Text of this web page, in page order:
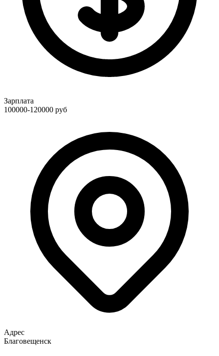
Зарплата
100000-120000 руб
Адрес
Благовещенск